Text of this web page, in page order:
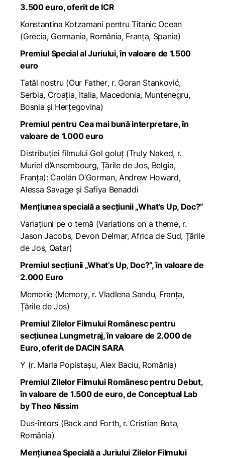
3.500 euro, oferit de ICR
Konstantina Kotzamani pentruTitanic Ocean
(Grecia, Germania, România, Franța, Spania)
Premiul Special al Juriului, în valoare de 1.500
euro
Tatăl nostru (Our Father, r. Goran Stanković,
Serbia, Croația, Italia, Macedonia, Muntenegru,
Bosnia și Herțegovina)
Premiul pentru Cea mai bună interpretare, în
valoare de 1.000 euro
Distribuției filmului Gol goluț (Truly Naked, r.
Muriel d’Ansembourg, Țările de Jos, Belgia,
Franța): Caolán O’Gorman, Andrew Howard,
Alessa Savage și Safiya Benaddi
Mențiunea specială a secțiunii „What’s Up, Doc?”
Variațiuni pe o temă (Variations on a theme,r.
Jason Jacobs, Devon Delmar, Africa de Sud, Țările
de Jos, Qatar)
Premiul secțiunii „What’s Up, Doc?”, în valoare de
2.000 Euro
Memorie (Memory, r. Vladlena Sandu, Franța,
Țările de Jos)
Premiul Zilelor Filmului Românesc pentru
secțiunea Lungmetraj, în valoare de 2.000 de
Euro, oferit de DACIN SARA
Y (r. Maria Popistașu, Alex Baciu, România)
Premiul Zilelor Filmului Românesc pentru Debut,
în valoare de 1.500 de euro, de Conceptual Lab
by Theo Nissim
Dus-întors (Back and Forth, r. Cristian Bota,
România)
Mențiunea Specială a Juriului Zilelor Filmului